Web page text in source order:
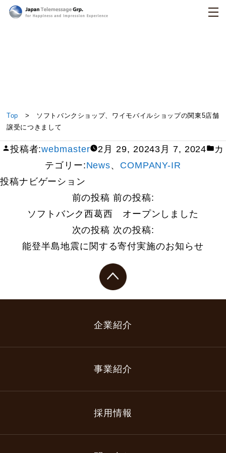
ソフトバンクショップ、ワイモバイルショップの関
東5店舗譲受につきまして
Top > ソフトバンクショップ、ワイモバイルショップの関東5店舗
譲受につきまして
投稿者:webmaster 2月 29, 20243月 7, 2024
カ
テゴリー:News、 COMPANY-IR
投稿ナビゲーション
前の投稿 前の投稿:
ソフトバンク西葛西 オープンしました
次の投稿 次の投稿:
能登半島地震に関する寄付実施のお知らせ
企業紹介
事業紹介
採用情報